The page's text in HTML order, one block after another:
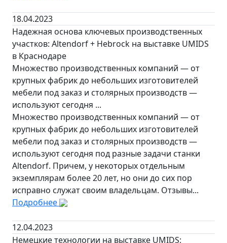
18.04.2023
Надежная основа ключевых производственных
участков: Altendorf + Hebrock на выставке UMIDS
в Краснодаре
Множество производственных компаний — от
крупных фабрик до небольших изготовителей
мебели под заказ и столярных производств —
используют сегодня ...
Множество производственных компаний — от
крупных фабрик до небольших изготовителей
мебели под заказ и столярных производств —
используют сегодня под разные задачи станки
Altendorf. Причем, у некоторых отдельным
экземплярам более 20 лет, но они до сих пор
исправно служат своим владельцам. Отзывы...
Подробнее
12.04.2023
Немецкие технологии на выставке UMIDS: